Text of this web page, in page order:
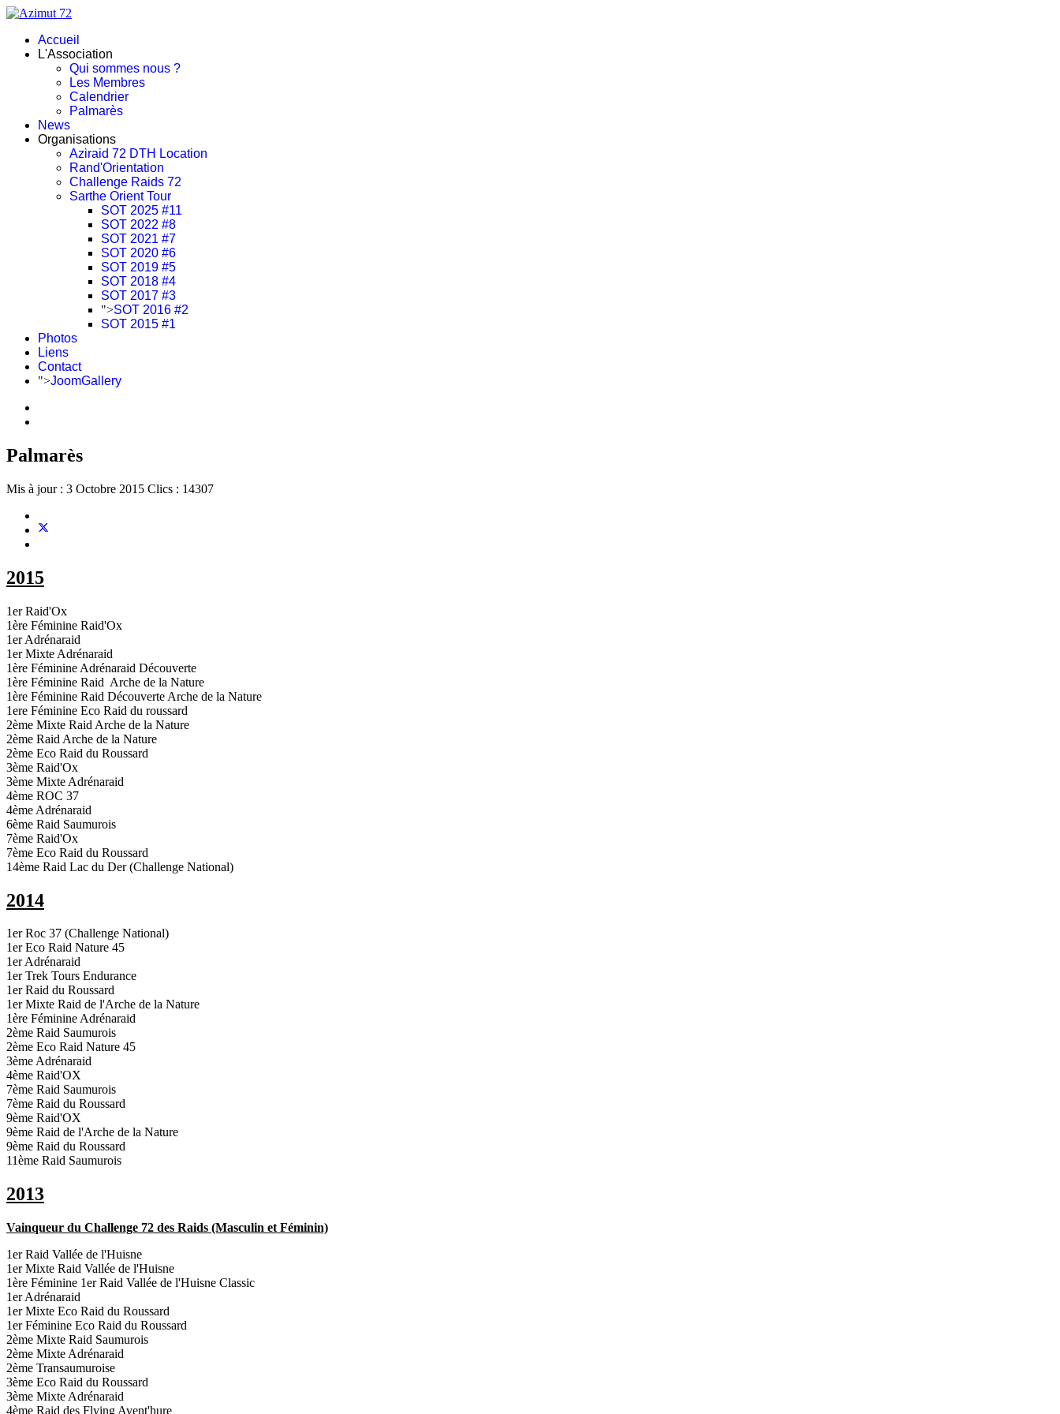
Accueil
L'Association
Qui sommes nous ?
Les Membres
Calendrier
Palmarès
News
Organisations
Aziraid 72 DTH Location
Rand'Orientation
Challenge Raids 72
Sarthe Orient Tour
SOT 2025 #11
SOT 2022 #8
SOT 2021 #7
SOT 2020 #6
SOT 2019 #5
SOT 2018 #4
SOT 2017 #3
">SOT 2016 #2
SOT 2015 #1
Photos
Liens
Contact
">JoomGallery
Palmarès
Mis à jour : 3 Octobre 2015 Clics : 14307
2015
1er Raid'Ox
1ère Féminine Raid'Ox
1er Adrénaraid
1er Mixte Adrénaraid
1ère Féminine Adrénaraid Découverte
1ère Féminine Raid Arche de la Nature
1ère Féminine Raid Découverte Arche de la Nature
1ere Féminine Eco Raid du roussard
2ème Mixte Raid Arche de la Nature
2ème Raid Arche de la Nature
2ème Eco Raid du Roussard
3ème Raid'Ox
3ème Mixte Adrénaraid
4ème ROC 37
4ème Adrénaraid
6ème Raid Saumurois
7ème Raid'Ox
7ème Eco Raid du Roussard
14ème Raid Lac du Der (Challenge National)
2014
1er Roc 37 (Challenge National)
1er Eco Raid Nature 45
1er Adrénaraid
1er Trek Tours Endurance
1er Raid du Roussard
1er Mixte Raid de l'Arche de la Nature
1ère Féminine Adrénaraid
2ème Raid Saumurois
2ème Eco Raid Nature 45
3ème Adrénaraid
4ème Raid'OX
7ème Raid Saumurois
7ème Raid du Roussard
9ème Raid'OX
9ème Raid de l'Arche de la Nature
9ème Raid du Roussard
11ème Raid Saumurois
2013
Vainqueur du Challenge 72 des Raids (Masculin et Féminin)
1er Raid Vallée de l'Huisne
1er Mixte Raid Vallée de l'Huisne
1ère Féminine 1er Raid Vallée de l'Huisne Classic
1er Adrénaraid
1er Mixte Eco Raid du Roussard
1er Féminine Eco Raid du Roussard
2ème Mixte Raid Saumurois
2ème Mixte Adrénaraid
2ème Transaumuroise
3ème Eco Raid du Roussard
3ème Mixte Adrénaraid
4ème Raid des Flying Avent'hure